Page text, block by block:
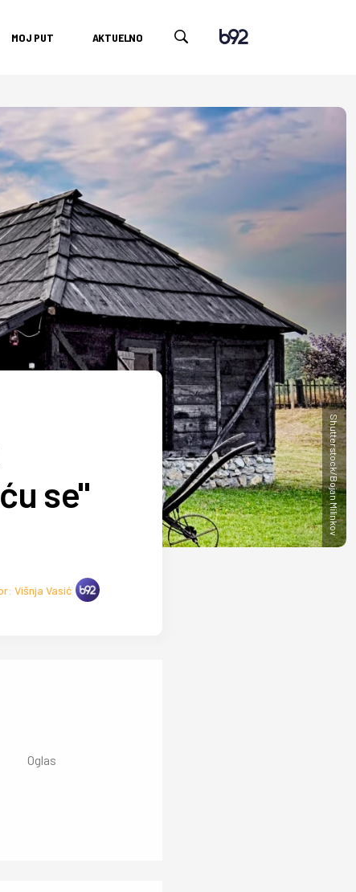
MOJ PUT AKTUELNO
Shutterstock/Bojan Milinkov
se"
Višnja Vasić